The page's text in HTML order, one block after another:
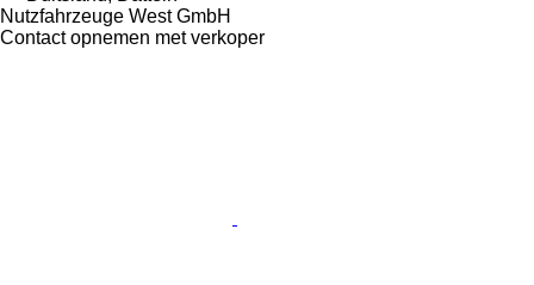
Nutzfahrzeuge West GmbH
Contact opnemen met verkoper